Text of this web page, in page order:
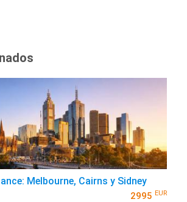
Melbourne, Cairns y Sidney
2995 EUR